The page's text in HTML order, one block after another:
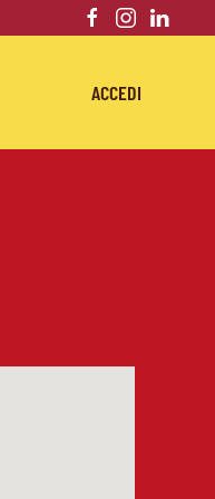
ACCEDI